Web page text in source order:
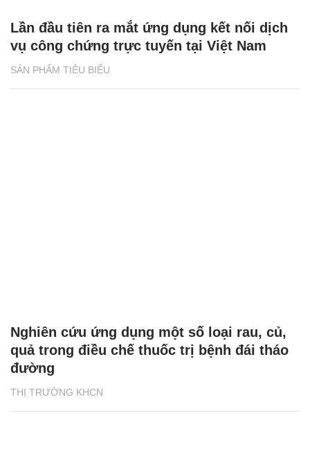
SẢN PHẨM TIÊU BIỂU
Lần đầu tiên ra mắt ứng dụng kết nối dịch
vụ công chứng trực tuyến tại Việt Nam
THỊ TRƯỜNG KHCN
Nghiên cứu ứng dụng một số loại rau, củ,
quả trong điều chế thuốc trị bệnh đái tháo
đường